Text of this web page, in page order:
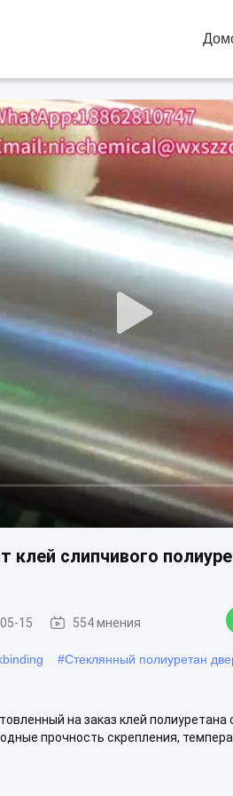
клей слипчивого
15 554 мнения
#Стеклянный полиуретан
на заказ клей полиуретана
прочность скрепления,